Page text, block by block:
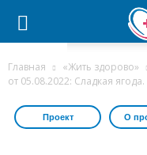
Главная «Жить здорово»
от 05.08.2022: Сладкая
Проект О